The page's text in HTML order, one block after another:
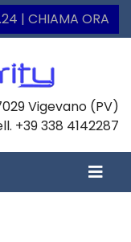
| CHIAMA ORA
Vigevano (PV)
+39 338 4142287